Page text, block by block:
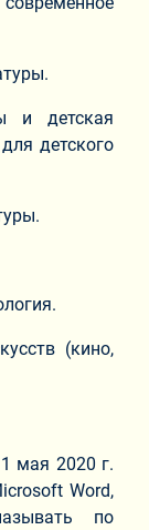
и детская
детского
(кино,
мая 2020 г.
Word,
по